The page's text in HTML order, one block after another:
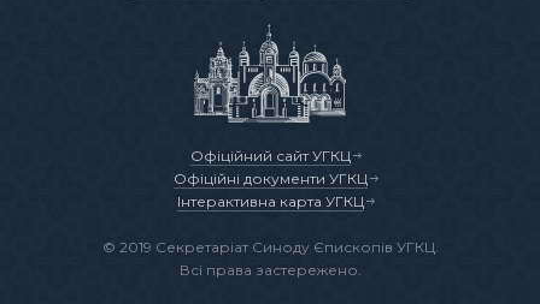
Офіційний сайт УГКЦ
Офіційні документи УГКЦ
Інтерактивна карта УГКЦ
© 2019 Секретаріат Синоду Єпископів УГКЦ.
Всі права застережено.